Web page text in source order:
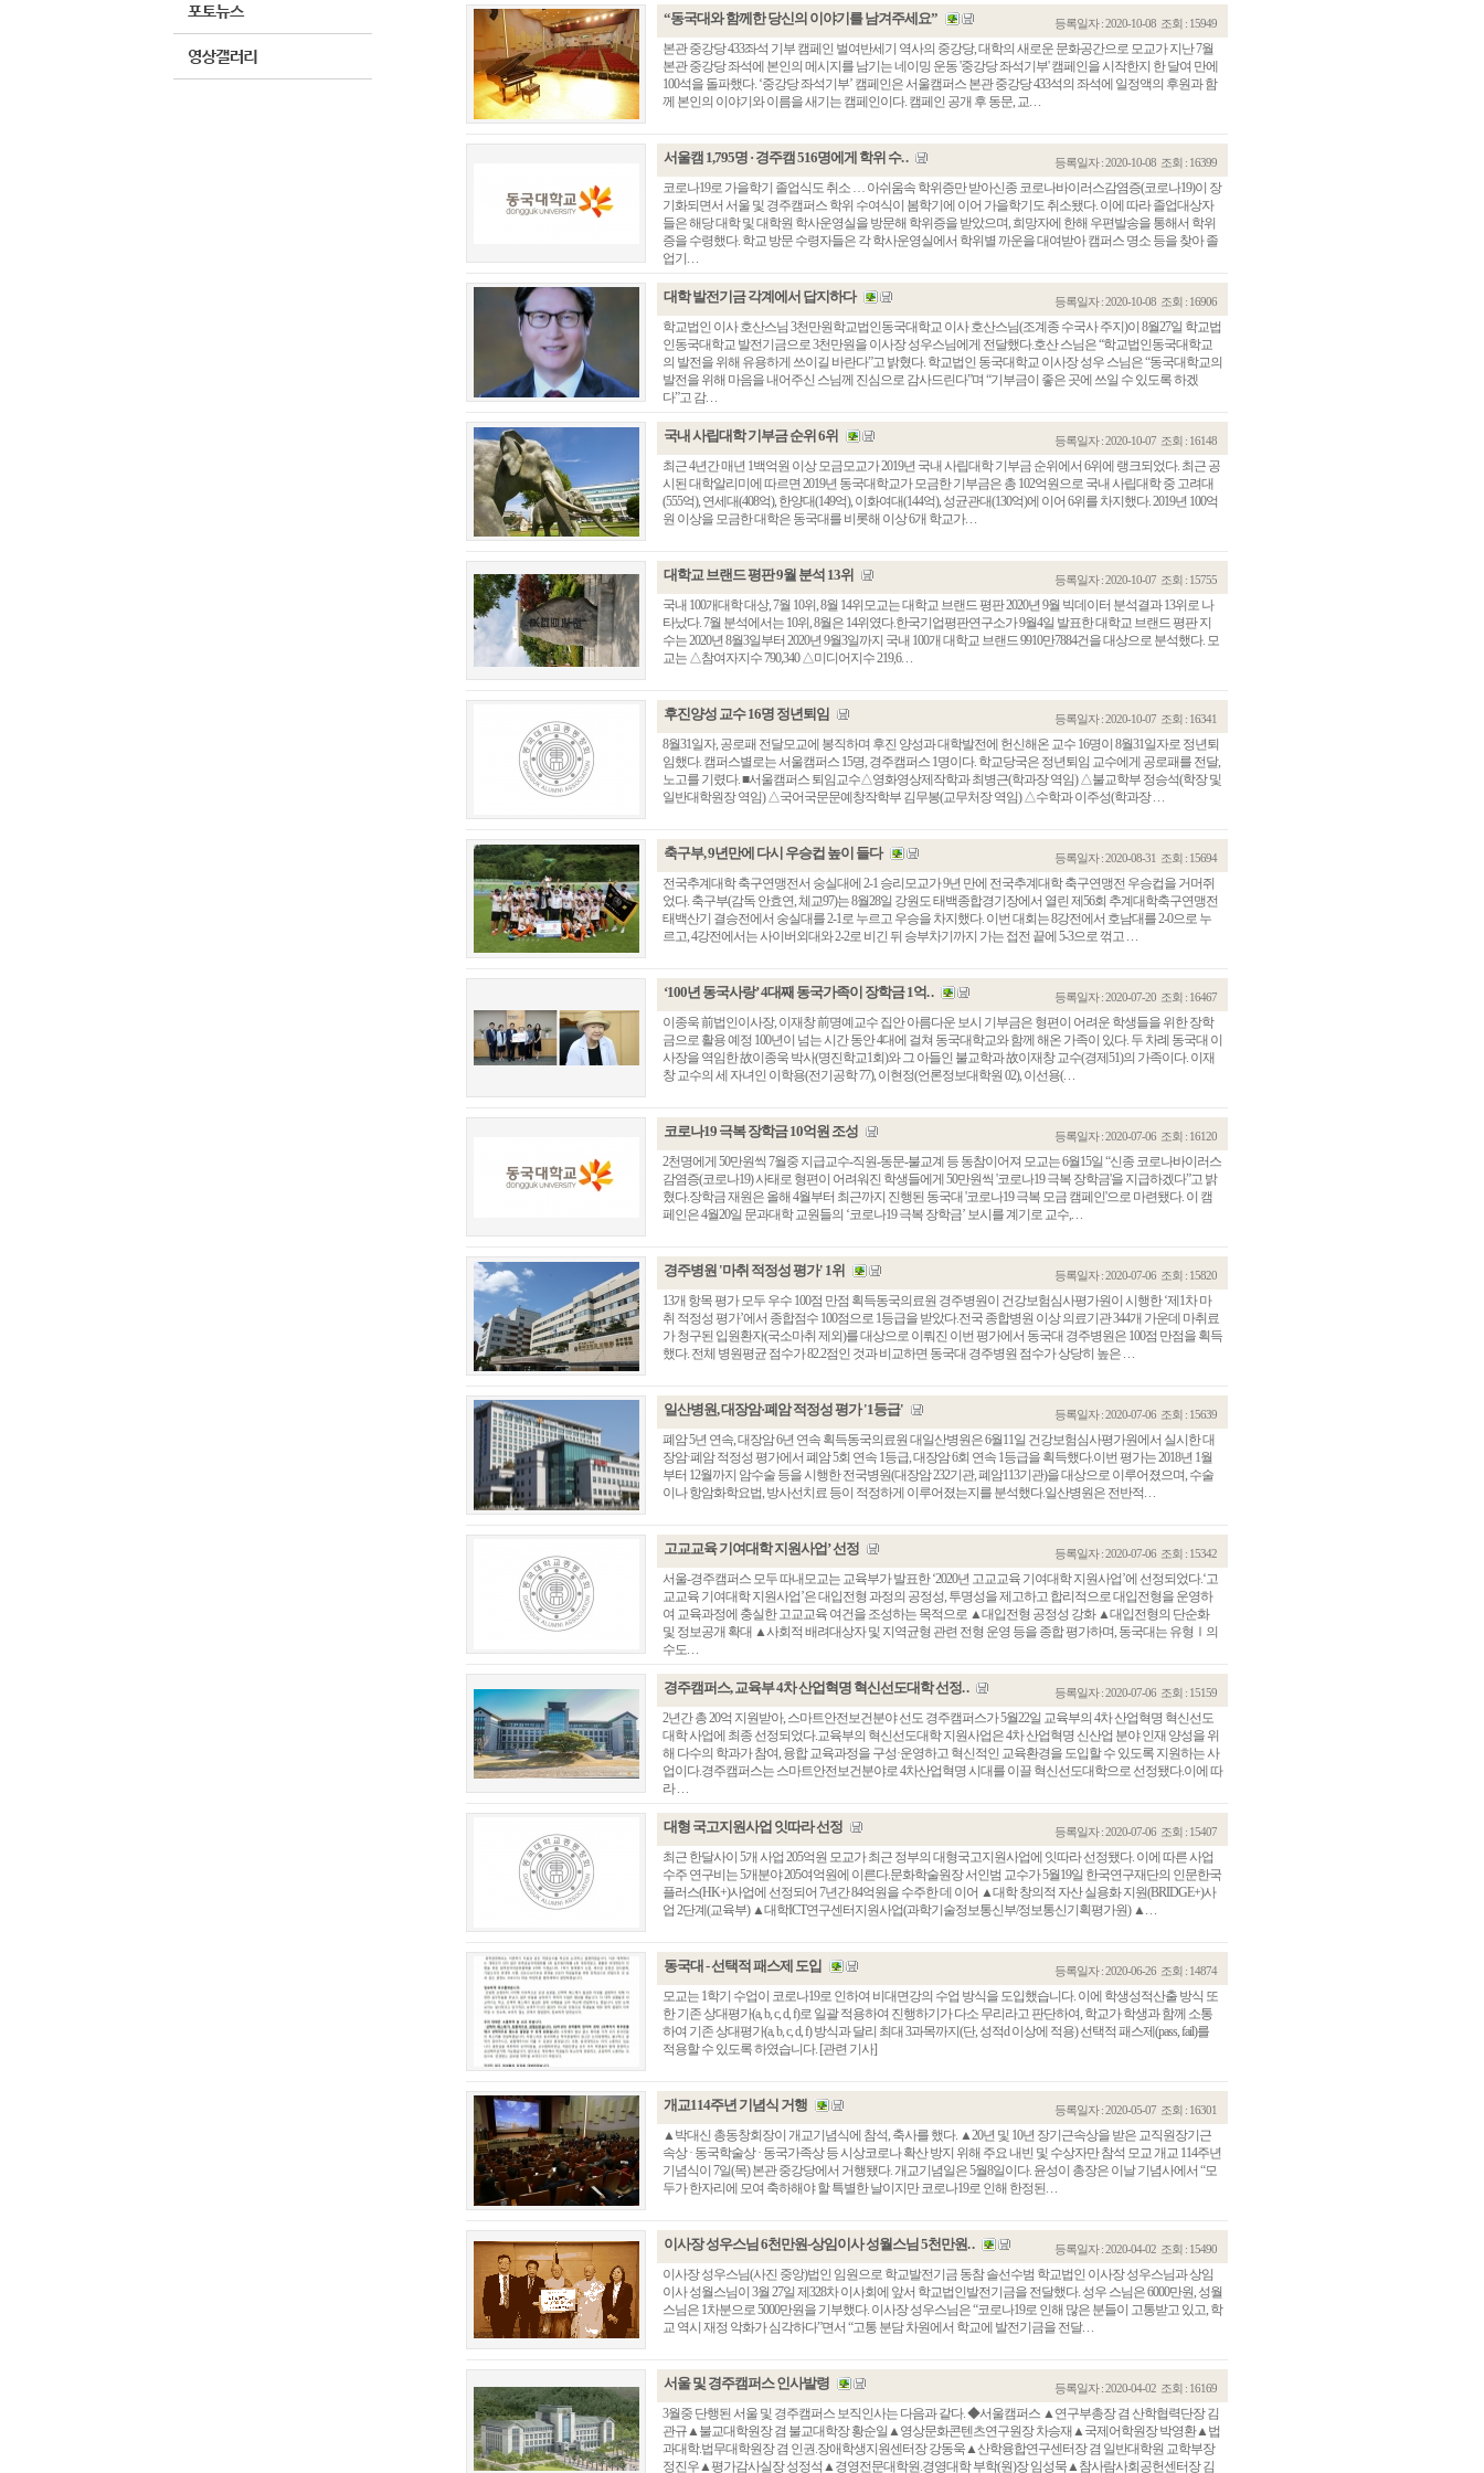
총동창회 소식
모교 소식
언론에 비친 동국
동창회보
포토뉴스
영상갤러리
동문동정
동국의 창
경조사
이달의 시
회관건립기금 기부자
장학발전기금 기부자
공지사항
연락처 수정
동국의료원 혜택
만해마을 할인 혜택
지부지회 링크
“동국대와 함께한 당신의 이야기를 남겨주세요” 등록일자 : 2020-10-08 조회 : 15949
본관 중강당 433좌석 기부 캠페인 벌여반세기 역사의 중강당, 대학의 새로운 문화공간으로 모교가 지난 7월
본관 중강당 좌석에 본인의 메시지를 남기는 네이밍 운동 '중강당 좌석기부' 캠페인을 시작한지 한 달여 만에
100석을 돌파했다. ‘중강당 좌석기부’ 캠페인은 서울캠퍼스 본관 중강당 433석의 좌석에 일정액의 후원과 함
께 본인의 이야기와 이름을 새기는 캠페인이다. 캠페인 공개 후 동문, 교. . .
서울캠 1,795명 · 경주캠 516명에게 학위 수. . 등록일자 : 2020-10-08 조회 : 16399
코로나19로 가을학기 졸업식도 취소 … 아쉬움속 학위증만 받아신종 코로나바이러스감염증(코로나19)이 장
기화되면서 서울 및 경주캠퍼스 학위 수여식이 봄학기에 이어 가을학기도 취소됐다. 이에 따라 졸업대상자
들은 해당 대학 및 대학원 학사운영실을 방문해 학위증을 받았으며, 희망자에 한해 우편발송을 통해서 학위
증을 수령했다. 학교 방문 수령자들은 각 학사운영실에서 학위별 까운을 대여받아 캠퍼스 명소 등을 찾아 졸
업기. . .
대학 발전기금 각계에서 답지하다 등록일자 : 2020-10-08 조회 : 16906
학교법인 이사 호산스님 3천만원학교법인동국대학교 이사 호산스님(조계종 수국사 주지)이 8월27일 학교법
인동국대학교 발전기금으로 3천만원을 이사장 성우스님에게 전달했다.호산 스님은 “학교법인동국대학교
의 발전을 위해 유용하게 쓰이길 바란다”고 밝혔다. 학교법인 동국대학교 이사장 성우 스님은 “동국대학교의
발전을 위해 마음을 내어주신 스님께 진심으로 감사드린다”며 “기부금이 좋은 곳에 쓰일 수 있도록 하겠
다”고 감. . .
국내 사립대학 기부금 순위 6위 등록일자 : 2020-10-07 조회 : 16148
최근 4년간 매년 1백억원 이상 모금모교가 2019년 국내 사립대학 기부금 순위에서 6위에 랭크되었다. 최근 공
시된 대학알리미에 따르면 2019년 동국대학교가 모금한 기부금은 총 102억원으로 국내 사립대학 중 고려대
(555억), 연세대(408억), 한양대(149억), 이화여대(144억), 성균관대(130억)에 이어 6위를 차지했다. 2019년 100억
원 이상을 모금한 대학은 동국대를 비롯해 이상 6개 학교가. . .
대학교 브랜드 평판 9월 분석 13위 등록일자 : 2020-10-07 조회 : 15755
국내 100개대학 대상, 7월 10위, 8월 14위모교는 대학교 브랜드 평판 2020년 9월 빅데이터 분석결과 13위로 나
타났다. 7월 분석에서는 10위, 8월은 14위였다.​한국기업평판연구소가 9월4일 발표한 대학교 브랜드 평판 지
수는 2020년 8월3일부터 2020년 9월3일까지 국내 100개 대학교 브랜드 9910만7884건을 대상으로 분석했다. 모
교는 △참여자지수 790,340 △미디어지수 219,6. . .
후진양성 교수 16명 정년퇴임 등록일자 : 2020-10-07 조회 : 16341
8월31일자, 공로패 전달모교에 봉직하며 후진 양성과 대학발전에 헌신해온 교수 16명이 8월31일자로 정년퇴
임했다. 캠퍼스별로는 서울캠퍼스 15명, 경주캠퍼스 1명이다. 학교당국은 정년퇴임 교수에게 공로패를 전달,
노고를 기렸다. ■서울캠퍼스 퇴임교수△영화영상제작학과 최병근(학과장 역임) △불교학부 정승석(학장 및
일반대학원장 역임) △국어국문문예창작학부 김무봉(교무처장 역임) △수학과 이주성(학과장 . . .
축구부, 9년만에 다시 우승컵 높이 들다 등록일자 : 2020-08-31 조회 : 15694
전국추계대학 축구연맹전서 숭실대에 2-1 승리모교가 9년 만에 전국추계대학 축구연맹전 우승컵을 거머쥐
었다. 축구부(감독 안효연, 체교97)는 8월28일 강원도 태백종합경기장에서 열린 제56회 추계대학축구연맹전
태백산기 결승전에서 숭실대를 2-1로 누르고 우승을 차지했다. 이번 대회는 8강전에서 호남대를 2-0으로 누
르고, 4강전에서는 사이버외대와 2-2로 비긴 뒤 승부차기까지 가는 접전 끝에 5-3으로 꺾고 . . .
‘100년 동국사랑’ 4대째 동국가족이 장학금 1억. . 등록일자 : 2020-07-20 조회 : 16467
이종욱 前법인이사장, 이재창 前명예교수 집안 아름다운 보시 기부금은 형편이 어려운 학생들을 위한 장학
금으로 활용 예정 100년이 넘는 시간 동안 4대에 걸쳐 동국대학교와 함께 해온 가족이 있다. 두 차례 동국대 이
사장을 역임한 故이종욱 박사(명진학교1회)와 그 아들인 불교학과 故이재창 교수(경제51)의 가족이다. 이재
창 교수의 세 자녀인 이학용(전기공학 77), 이현정(언론정보대학원 02), 이선용(. . .
코로나19 극복 장학금 10억원 조성 등록일자 : 2020-07-06 조회 : 16120
2천명에게 50만원씩 7월중 지급교수-직원-동문-불교계 등 동참이어져 모교는 6월15일 “신종 코로나바이러스
감염증(코로나19) 사태로 형편이 어려워진 학생들에게 50만원씩 '코로나19 극복 장학금'을 지급하겠다”고 밝
혔다.장학금 재원은 올해 4월부터 최근까지 진행된 동국대 '코로나19 극복 모금 캠페인'으로 마련됐다. 이 캠
페인은 4월20일 문과대학 교원들의 ‘코로나19 극복 장학금’ 보시를 계기로 교수,. . .
경주병원 '마취 적정성 평가' 1위 등록일자 : 2020-07-06 조회 : 15820
13개 항목 평가 모두 우수 100점 만점 획득동국의료원 경주병원이 건강보험심사평가원이 시행한 ‘제1차 마
취 적정성 평가’에서 종합점수 100점으로 1등급을 받았다.전국 종합병원 이상 의료기관 344개 가운데 마취료
가 청구된 입원환자(국소마취 제외)를 대상으로 이뤄진 이번 평가에서 동국대 경주병원은 100점 만점을 획득
했다. 전체 병원평균 점수가 82.2점인 것과 비교하면 동국대 경주병원 점수가 상당히 높은 . . .
일산병원, 대장암·폐암 적정성 평가 '1등급' 등록일자 : 2020-07-06 조회 : 15639
폐암 5년 연속, 대장암 6년 연속 획득동국의료원 대일산병원은 6월11일 건강보험심사평가원에서 실시한 대
장암·폐암 적정성 평가에서 폐암 5회 연속 1등급, 대장암 6회 연속 1등급을 획득했다.이번 평가는 2018년 1월
부터 12월까지 암수술 등을 시행한 전국병원(대장암 232기관, 폐암113기관)을 대상으로 이루어졌으며, 수술
이나 항암화학요법, 방사선치료 등이 적정하게 이루어졌는지를 분석했다.일산병원은 전반적. . .
고교교육 기여대학 지원사업’ 선정 등록일자 : 2020-07-06 조회 : 15342
서울-경주캠퍼스 모두 따내모교는 교육부가 발표한 ‘2020년 고교교육 기여대학 지원사업’에 선정되었다.‘고
교교육 기여대학 지원사업’은 대입전형 과정의 공정성, 투명성을 제고하고 합리적으로 대입전형을 운영하
여 교육과정에 충실한 고교교육 여건을 조성하는 목적으로 ▲대입전형 공정성 강화 ▲대입전형의 단순화
및 정보공개 확대 ▲사회적 배려대상자 및 지역균형 관련 전형 운영 등을 종합 평가하며, 동국대는 유형Ⅰ의
수도. . .
경주캠퍼스, 교육부 4차 산업혁명 혁신선도대학 선정. . 등록일자 : 2020-07-06 조회 : 15159
2년간 총 20억 지원받아, 스마트안전보건분야 선도 경주캠퍼스가 5월22일 교육부의 4차 산업혁명 혁신선도
대학 사업에 최종 선정되었다.교육부의 혁신선도대학 지원사업은 4차 산업혁명 신산업 분야 인재 양성을 위
해 다수의 학과가 참여, 융합 교육과정을 구성·운영하고 혁신적인 교육환경을 도입할 수 있도록 지원하는 사
업이다.경주캠퍼스는 스마트안전보건분야로 4차산업혁명 시대를 이끌 혁신선도대학으로 선정됐다.이에 따
라 . . .
대형 국고지원사업 잇따라 선정 등록일자 : 2020-07-06 조회 : 15407
최근 한달사이 5개 사업 205억원 모교가 최근 정부의 대형국고지원사업에 잇따라 선정됐다. 이에 따른 사업
수주 연구비는 5개분야 205여억원에 이른다.문화학술원장 서인범 교수가 5월19일 한국연구재단의 인문한국
플러스(HK+)사업에 선정되어 7년간 84억원을 수주한 데 이어 ▲대학 창의적 자산 실용화 지원(BRIDGE+)사
업 2단계(교육부) ▲대학ICT연구센터지원사업(과학기술정보통신부/정보통신기획평가원) ▲. . .
동국대 - 선택적 패스제 도입 등록일자 : 2020-06-26 조회 : 14874
모교는 1학기 수업이 코로나19로 인하여 비대면강의 수업 방식을 도입했습니다. 이에 학생성적산출 방식 또
한 기존 상대평가(a, b, c, d, f)로 일괄 적용하여 진행하기가 다소 무리라고 판단하여, 학교가 학생과 함께 소통
하여 기존 상대평가(a, b, c, d, f) 방식과 달리 최대 3과목까지(단, 성적d 이상에 적용) 선택적 패스제(pass, fail)를
적용할 수 있도록 하였습니다. [관련 기사]
개교114주년 기념식 거행 등록일자 : 2020-05-07 조회 : 16301
▲박대신 총동창회장이 개교기념식에 참석, 축사를 했다. ▲20년 및 10년 장기근속상을 받은 교직원장기근
속상 · 동국학술상 · 동국가족상 등 시상코로나 확산 방지 위해 주요 내빈 및 수상자만 참석 모교 개교 114주년
기념식이 7일(목) 본관 중강당에서 거행됐다. 개교기념일은 5월8일이다. 윤성이 총장은 이날 기념사에서 “모
두가 한자리에 모여 축하해야 할 특별한 날이지만 코로나19로 인해 한정된. . .
이사장 성우스님 6천만원-상임이사 성월스님 5천만원. . 등록일자 : 2020-04-02 조회 : 15490
이사장 성우스님(사진 중앙)법인 임원으로 학교발전기금 동참 솔선수범 학교법인 이사장 성우스님과 상임
이사 성월스님이 3월 27일 제328차 이사회에 앞서 학교법인발전기금을 전달했다. 성우 스님은 6000만원, 성월
스님은 1차분으로 5000만원을 기부했다. 이사장 성우스님은 “코로나19로 인해 많은 분들이 고통받고 있고, 학
교 역시 재정 악화가 심각하다”면서 “고통 분담 차원에서 학교에 발전기금을 전달. . .
서울 및 경주캠퍼스 인사발령 등록일자 : 2020-04-02 조회 : 16169
3월중 단행된 서울 및 경주캠퍼스 보직인사는 다음과 같다. ◆서울캠퍼스 ▲연구부총장 겸 산학협력단장 김
관규▲불교대학원장 겸 불교대학장 황순일▲영상문화콘텐츠연구원장 차승재▲국제어학원장 박영환▲법
과대학.법무대학원장 겸 인권.장애학생지원센터장 강동욱▲산학융합연구센터장 겸 일반대학원 교학부장
정진우▲평가감사실장 성정석▲경영전문대학원.경영대학 부학(원)장 임성묵▲참사람사회공헌센터장 김